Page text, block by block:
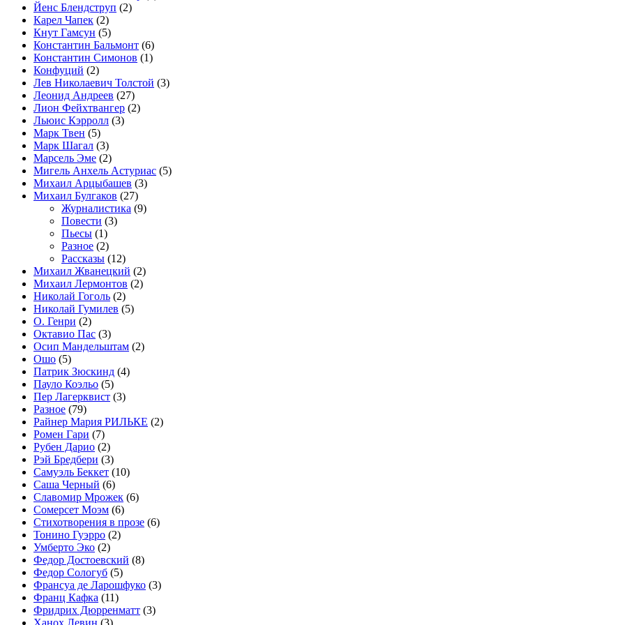
Йенс Блендструп (2)
Карел Чапек (2)
Кнут Гамсун (5)
Константин Бальмонт (6)
Константин Симонов (1)
Конфуций (2)
Лев Николаевич Толстой (3)
Леонид Андреев (27)
Лион Фейхтвангер (2)
Льюис Кэрролл (3)
Марк Твен (5)
Марк Шагал (3)
Марсель Эме (2)
Мигель Анхель Астуриас (5)
Михаил Арцыбашев (3)
Михаил Булгаков (27)
Журналистика (9)
Повести (3)
Пьесы (1)
Разное (2)
Рассказы (12)
Михаил Жванецкий (2)
Михаил Лермонтов (2)
Николай Гоголь (2)
Николай Гумилев (5)
О. Генри (2)
Октавио Пас (3)
Осип Мандельштам (2)
Ошо (5)
Патрик Зюскинд (4)
Пауло Коэльо (5)
Пер Лагерквист (3)
Разное (79)
Райнер Мария РИЛЬКЕ (2)
Ромен Гари (7)
Рубен Дарио (2)
Рэй Бредбери (3)
Самуэль Беккет (10)
Саша Черный (6)
Славомир Мрожек (6)
Сомерсет Моэм (6)
Стихотворения в прозе (6)
Тонино Гуэрро (2)
Умберто Эко (2)
Федор Достоевский (8)
Федор Сологуб (5)
Франсуа де Ларошфуко (3)
Франц Кафка (11)
Фридрих Дюрренматт (3)
Ханох Левин (3)